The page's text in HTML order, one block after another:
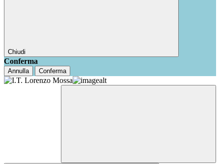
Chiudi
Conferma
Annulla Conferma